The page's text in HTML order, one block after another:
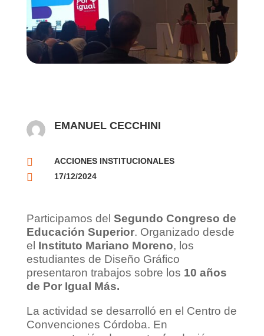
EMANUEL CECCHINI
 ACCIONES INSTITUCIONALES
 17/12/2024
Participamos del Segundo Congreso de
Educación Superior. Organizado desde
el Instituto Mariano Moreno, los
estudiantes de Diseño Gráfico
presentaron trabajos sobre los 10 años
de Por Igual Más.
La actividad se desarrolló en el Centro de
Convenciones Córdoba. En